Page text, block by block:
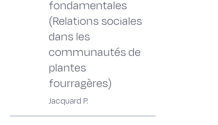
fondamentales
(Relations sociales
dans les
communautés de
plantes
fourragères)
Jacquard P.